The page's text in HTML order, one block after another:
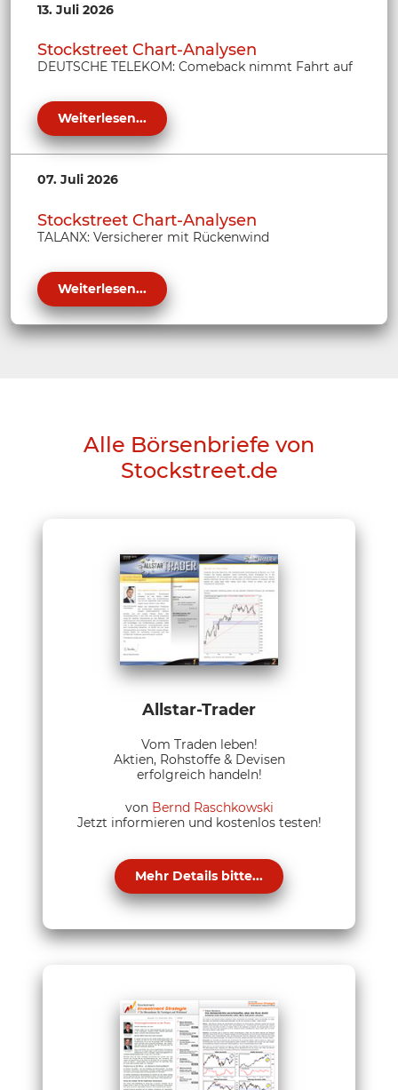
13. Juli 2026
Stockstreet Chart-Analysen
DEUTSCHE TELEKOM: Comeback nimmt Fahrt auf
Weiterlesen...
07. Juli 2026
Stockstreet Chart-Analysen
TALANX: Versicherer mit Rückenwind
Weiterlesen...
Alle Börsenbriefe von
Stockstreet.de
Allstar-Trader
Vom Traden leben!
Aktien, Rohstoffe & Devisen
erfolgreich handeln!
von Bernd Raschkowski
Jetzt informieren und kostenlos testen!
Mehr Details bitte...